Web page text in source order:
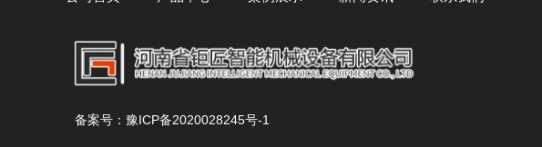
备案号：豫ICP备2020028245号-1